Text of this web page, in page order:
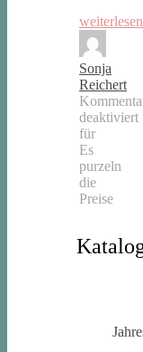
weiterlesen
Sonja
Reichert
deaktiviert
für
Es
purzeln
die
Preise